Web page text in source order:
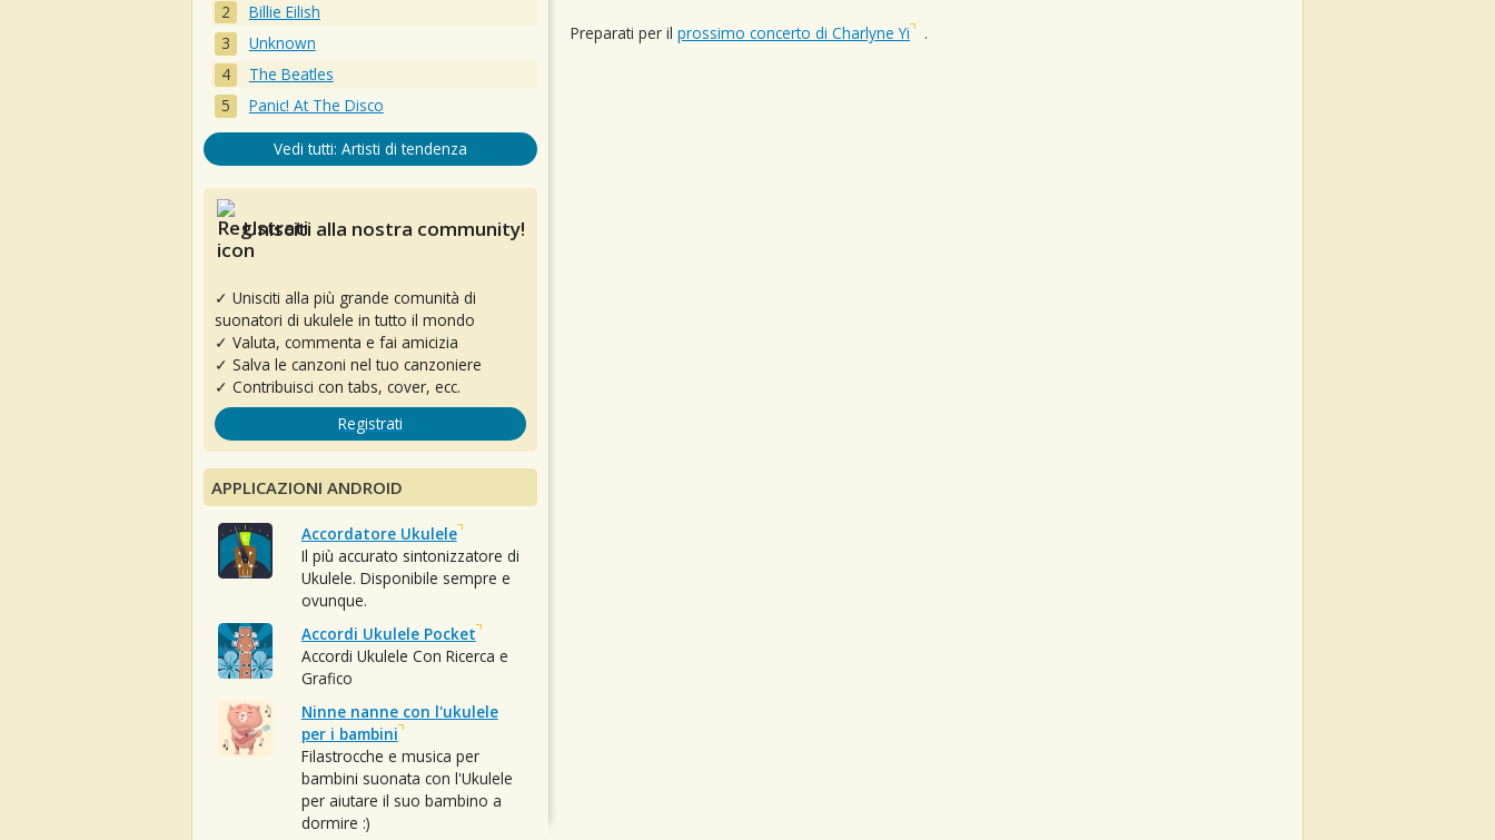
Preparati per il prossimo concerto di Charlyne Yi .
Billie Eilish
Unknown
The Beatles
Panic! At The Disco
Vedi tutti: Artisti di tendenza
Unisciti alla nostra community!
✓ Unisciti alla più grande comunità di
suonatori di ukulele in tutto il mondo
✓ Valuta, commenta e fai amicizia
✓ Salva le canzoni nel tuo canzoniere
✓ Contribuisci con tabs, cover, ecc.
Registrati
APPLICAZIONI ANDROID
Accordatore Ukulele
Il più accurato sintonizzatore di
Ukulele. Disponibile sempre e
ovunque.
Accordi Ukulele Pocket
Accordi Ukulele Con Ricerca e
Grafico
Ninne nanne con l'ukulele
per i bambini
Filastrocche e musica per
bambini suonata con l'Ukulele
per aiutare il suo bambino a
dormire :)